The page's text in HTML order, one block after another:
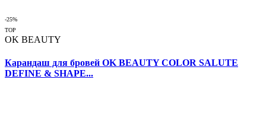
-25%
TOP
OK BEAUTY
Карандаш для бровей OK BEAUTY СOLOR SALUTE
DEFINE & SHAPE...